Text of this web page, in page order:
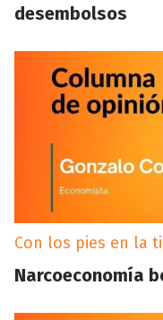
desembolsos
Con los pies en la
Narcoeconomía